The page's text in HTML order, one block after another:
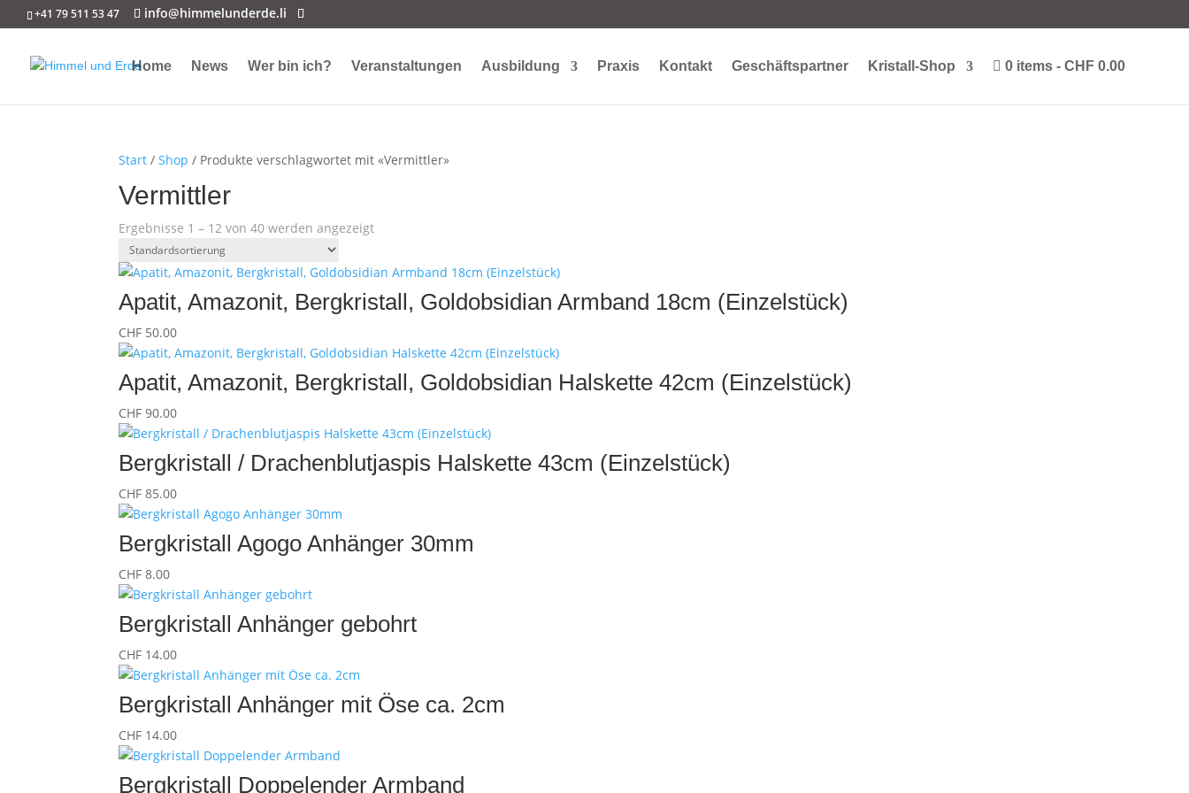
+41 79 511 53 47 info@himmelunderde.li
Home News Wer bin ich? Veranstaltungen Ausbildung Praxis Kontakt Geschäftspartner Kristall-Shop 0 items CHF 0.00
Start /Shop / Produkte verschlagwortet mit «Vermittler»
Vermittler
Ergebnisse 1 – 12 von 40 werden angezeigt
Apatit, Amazonit, Bergkristall, Goldobsidian Armband 18cm (Einzelstück)
CHF 50.00
Apatit, Amazonit, Bergkristall, Goldobsidian Halskette 42cm (Einzelstück)
CHF 90.00
Bergkristall / Drachenblutjaspis Halskette 43cm (Einzelstück)
CHF 85.00
Bergkristall Agogo Anhänger 30mm
CHF 8.00
Bergkristall Anhänger gebohrt
CHF 14.00
Bergkristall Anhänger mit Öse ca. 2cm
CHF 14.00
Bergkristall Doppelender Armband